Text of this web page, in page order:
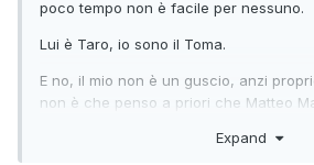
poco tempo non è facile per nessuno.
Lui è Taro, io sono il Toma.
E no, il mio non è un guscio, anzi
non è che penso a priori che Matteo
sbagliato la mia prima impressione che
Expand